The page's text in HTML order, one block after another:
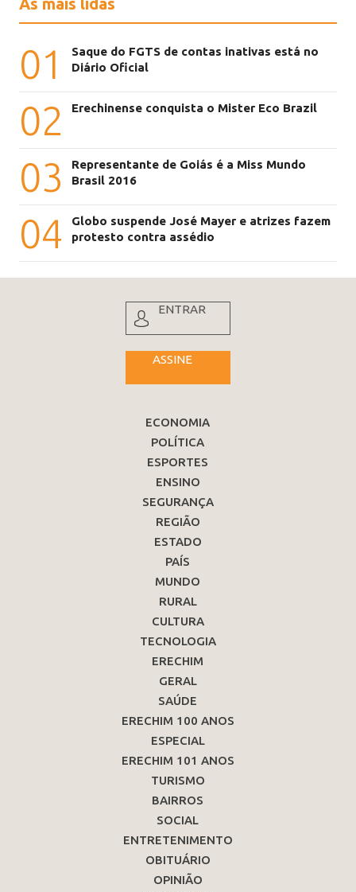
As mais lidas
01
Saque do FGTS de contas inativas está no
Diário Oficial
02 Erechinense conquista o Mister Eco Brazil
03
Representante de Goiás é a Miss Mundo
Brasil 2016
04
Globo suspende José Mayer e atrizes fazem
protesto contra assédio
ENTRAR
ASSINE
ECONOMIA
POLÍTICA
ESPORTES
ENSINO
SEGURANÇA
REGIÃO
ESTADO
PAÍS
MUNDO
RURAL
CULTURA
TECNOLOGIA
ERECHIM
GERAL
SAÚDE
ERECHIM 100 ANOS
ESPECIAL
ERECHIM 101 ANOS
TURISMO
BAIRROS
SOCIAL
ENTRETENIMENTO
OBITUÁRIO
OPINIÃO